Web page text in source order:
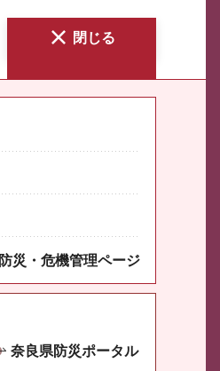
閉じる
防災・危機管理ページ
奈良県防災ポータル